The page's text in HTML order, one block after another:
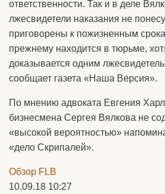
ответственности. Так и в деле
лжесвидетели наказания не
приговорены к пожизненным
прежнему находится в тюрьме,
доказывается одним
сообщает газета «Наша Версия».
По мнению адвоката Евгения
бизнесмена Сергея Вялкова не
«высокой вероятностью»
«дело Скрипалей».
Обзор FLB
10.09.18 10:27